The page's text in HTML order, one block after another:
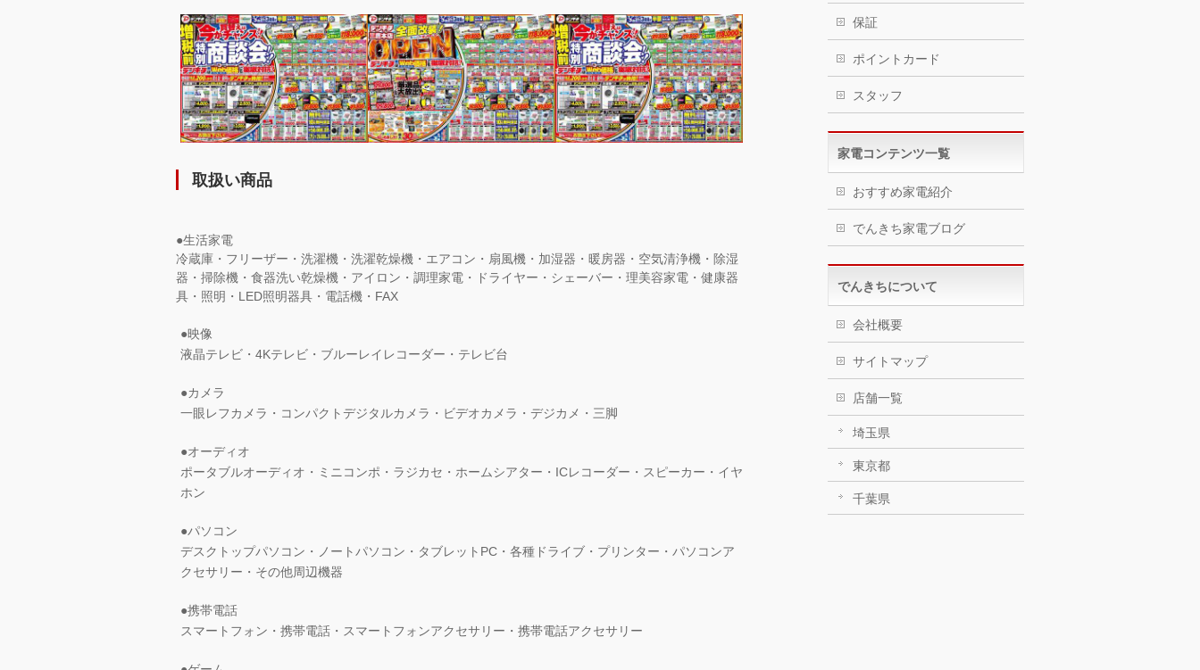
取扱い商品
●生活家電
冷蔵庫・フリーザー・洗濯機・洗濯乾燥機・エアコン・扇風機・加湿器・暖房器・空気清浄機・除湿
器・掃除機・食器洗い乾燥機・アイロン・調理家電・ドライヤー・シェーバー・理美容家電・健康器
具・照明・LED照明器具・電話機・FAX
●映像
液晶テレビ・4Kテレビ・ブルーレイレコーダー・テレビ台
●カメラ
一眼レフカメラ・コンパクトデジタルカメラ・ビデオカメラ・デジカメ・三脚
●オーディオ
ポータブルオーディオ・ミニコンポ・ラジカセ・ホームシアター・ICレコーダー・スピーカー・イヤ
ホン
●パソコン
デスクトップパソコン・ノートパソコン・タブレットPC・各種ドライブ・プリンター・パソコンア
クセサリー・その他周辺機器
●携帯電話
スマートフォン・携帯電話・スマートフォンアクセサリー・携帯電話アクセサリー
保証
ポイントカード
スタッフ
家電コンテンツ一覧
おすすめ家電紹介
でんきち家電ブログ
でんきちについて
会社概要
サイトマップ
店舗一覧
埼玉県
東京都
千葉県